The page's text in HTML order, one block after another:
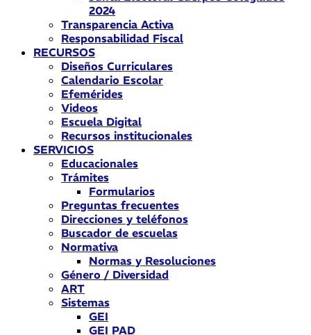
2024
Transparencia Activa
Responsabilidad Fiscal
RECURSOS
Diseños Curriculares
Calendario Escolar
Efemérides
Videos
Escuela Digital
Recursos institucionales
SERVICIOS
Educacionales
Trámites
Formularios
Preguntas frecuentes
Direcciones y teléfonos
Buscador de escuelas
Normativa
Normas y Resoluciones
Género / Diversidad
ART
Sistemas
GEI
GEI PAD